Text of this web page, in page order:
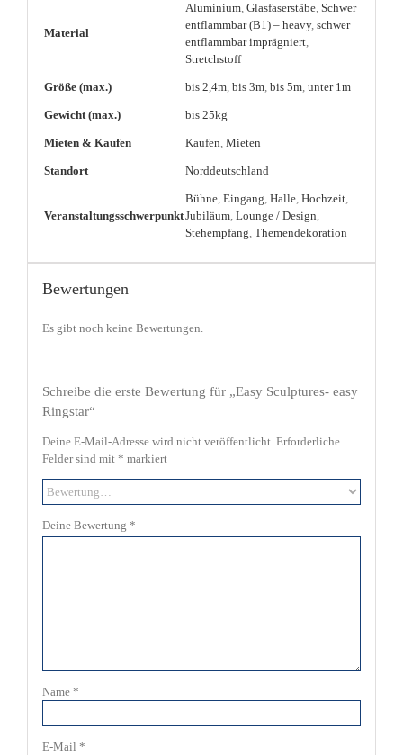
Material
Aluminium, Glasfaserstäbe, Schwer
entflammbar (B1) – heavy, schwer
entflammbar imprägniert,
Stretchstoff
Größe (max.) bis 2,4m, bis 3m, bis 5m, unter 1m
Gewicht (max.) bis 25kg
Mieten & Kaufen Kaufen, Mieten
Standort Norddeutschland
Veranstaltungsschwerpunkt
Bühne, Eingang, Halle, Hochzeit,
Jubiläum, Lounge / Design,
Stehempfang, Themendekoration
Bewertungen
Es gibt noch keine Bewertungen.
Schreibe die erste Bewertung für „Easy Sculptures- easy
Ringstar“
Deine E-Mail-Adresse wird nicht veröffentlicht. Erforderliche
Felder sind mit * markiert
Deine Bewertung *
Name *
E-Mail *